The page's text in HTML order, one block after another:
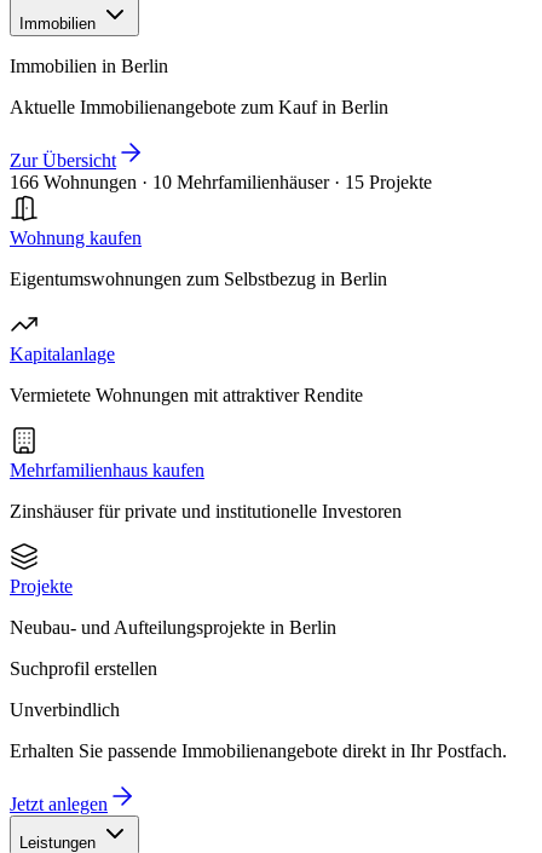
Immobilien
Immobilien in Berlin
Aktuelle Immobilienangebote zum Kauf in Berlin
Zur Übersicht
166 Wohnungen · 10 Mehrfamilienhäuser · 15 Projekte
Wohnung kaufen
Eigentumswohnungen zum Selbstbezug in Berlin
Kapitalanlage
Vermietete Wohnungen mit attraktiver Rendite
Mehrfamilienhaus kaufen
Zinshäuser für private und institutionelle Investoren
Projekte
Neubau- und Aufteilungsprojekte in Berlin
Suchprofil erstellen
Unverbindlich
Erhalten Sie passende Immobilienangebote direkt in Ihr Postfach.
Jetzt anlegen
Leistungen